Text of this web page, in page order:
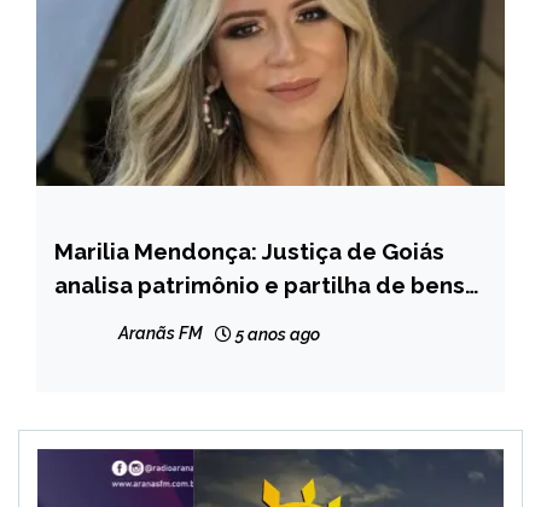
ENTRETENIMENTO
Marilia Mendonça: Justiça de Goiás
analisa patrimônio e partilha de bens
Aranãs FM 5 anos ago